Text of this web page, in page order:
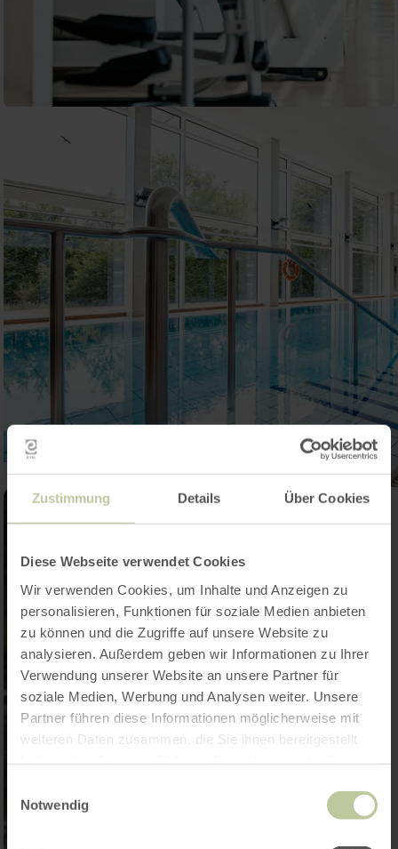
Zustimmung Details Über Cookies
Diese Webseite verwendet Cookies
Wir verwenden Cookies, um Inhalte und Anzeigen zu
personalisieren, Funktionen für soziale Medien anbieten
zu können und die Zugriffe auf unsere Website zu
analysieren. Außerdem geben wir Informationen zu Ihrer
Verwendung unserer Website an unsere Partner für
soziale Medien, Werbung und Analysen weiter. Unsere
Partner führen diese Informationen möglicherweise mit
weiteren Daten zusammen, die Sie ihnen bereitgestellt
Notwendig